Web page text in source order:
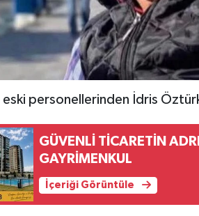
eski personellerinden İdris
GÜVENLİ TİCARETİN
GAYRİMENKUL
İçeriği Görüntüle